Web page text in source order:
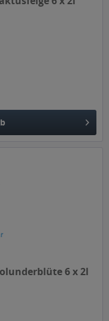
6 x 2l